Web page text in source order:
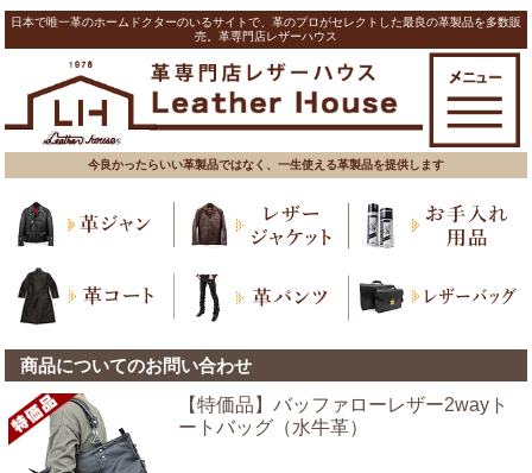
日本で唯一革のホームドクターのいるサイトで、革のプロがセレクトした最良の革製品を多数販
売。革専門店レザーハウス
今良かったらいい革製品ではなく、一生使える革製品を提供します
商品についてのお問い合わせ
【特価品】バッファローレザー2wayト
ートバッグ（水牛革）